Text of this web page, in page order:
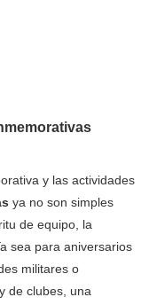
y las actividades
ya no son simples
de equipo, la
sea para aniversarios
militares o
de clubes, una